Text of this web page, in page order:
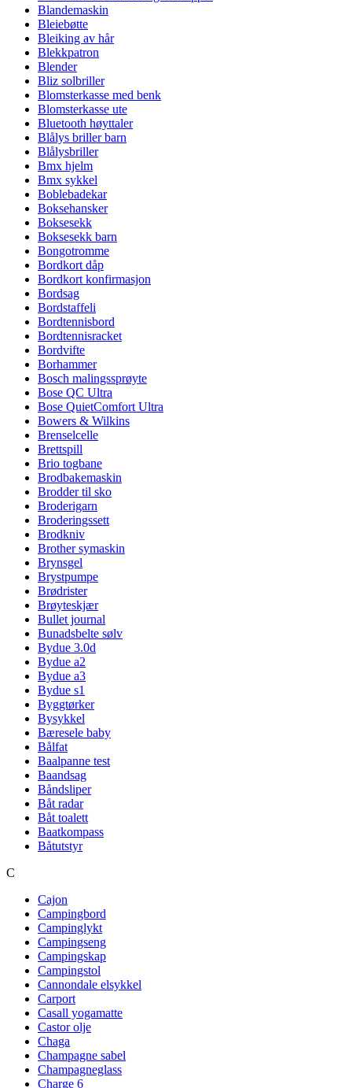
Blandemaskin
Bleiebøtte
Bleiking av hår
Blekkpatron
Blender
Bliz solbriller
Blomsterkasse med benk
Blomsterkasse ute
Bluetooth høyttaler
Blålys briller barn
Blålysbriller
Bmx hjelm
Bmx sykkel
Boblebadekar
Boksehansker
Boksesekk
Boksesekk barn
Bongotromme
Bordkort dåp
Bordkort konfirmasjon
Bordsag
Bordstaffeli
Bordtennisbord
Bordtennisracket
Bordvifte
Borhammer
Bosch malingssprøyte
Bose QC Ultra
Bose QuietComfort Ultra
Bowers & Wilkins
Brenselcelle
Brettspill
Brio togbane
Brodbakemaskin
Brodder til sko
Broderigarn
Broderingssett
Brodkniv
Brother symaskin
Brynsgel
Brystpumpe
Brødrister
Brøyteskjær
Bullet journal
Bunadsbelte sølv
Bydue 3.0d
Bydue a2
Bydue a3
Bydue s1
Byggtørker
Bysykkel
Bæresele baby
Bålfat
Baalpanne test
Baandsag
Båndsliper
Båt radar
Båt toalett
Baatkompass
Båtutstyr
C
Cajon
Campingbord
Campinglykt
Campingseng
Campingskap
Campingstol
Cannondale elsykkel
Carport
Casall yogamatte
Castor olje
Chaga
Champagne sabel
Champagneglass
Charge 6